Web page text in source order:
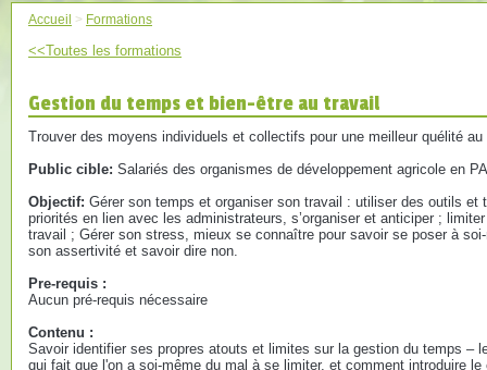
Accueil > Formations
<<Toutes les formations
Gestion du temps et bien-être au travail
Trouver des moyens individuels et collectifs pour une meilleur quélité au
Public cible: Salariés des organismes de développement agricole en
Objectif: Gérer son temps et organiser son travail : utiliser des outils et
priorités en lien avec les administrateurs, s’organiser et anticiper ;
travail ; Gérer son stress, mieux se connaître pour savoir se poser à
son assertivité et savoir dire non.
Pre-requis :
Aucun pré-requis nécessaire
Contenu :
Savoir identifier ses propres atouts et limites sur la gestion du temps –
qui fait que l'on a soi-même du mal à se limiter, et comment introduire le